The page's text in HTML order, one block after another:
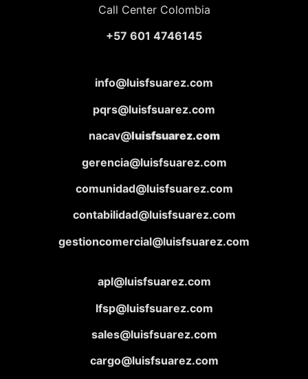
Call Center Colombia
+57 601 4746145
info@luisfsuarez.com
pqrs@luisfsuarez.com
nacav@luisfsuarez.com
gerencia@luisfsuarez.com
comunidad@luisfsuarez.com
contabilidad@luisfsuarez.com
gestioncomercial@luisfsuarez.com
apl@luisfsuarez.com
lfsp@luisfsuarez.com
sales@luisfsuarez.com
cargo@luisfsuarez.com